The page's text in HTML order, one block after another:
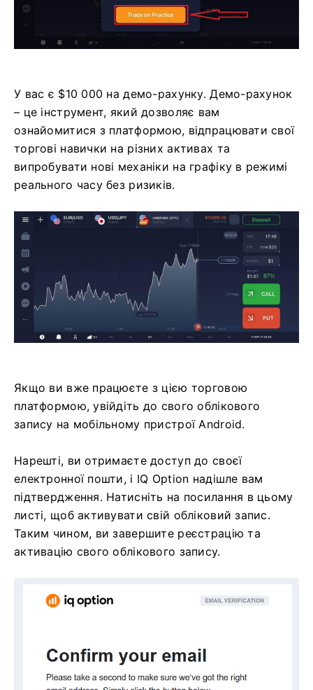
У вас є $10 000 на демо-рахунку. Демо-рахунок
– це інструмент, який дозволяє вам
ознайомитися з платформою, відпрацювати свої
торгові навички на різних активах та
випробувати нові механіки на графіку в режимі
реального часу без ризиків.
Якщо ви вже працюєте з цією торговою
платформою, увійдіть до свого облікового
запису на мобільному пристрої Android.
Нарешті, ви отримаєте доступ до своєї
електронної пошти, і IQ Option надішле вам
підтвердження. Натисніть на посилання в цьому
листі, щоб активувати свій обліковий запис.
Таким чином, ви завершите реєстрацію та
активацію свого облікового запису.